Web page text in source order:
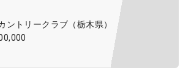
ントリークラブ（栃木県）